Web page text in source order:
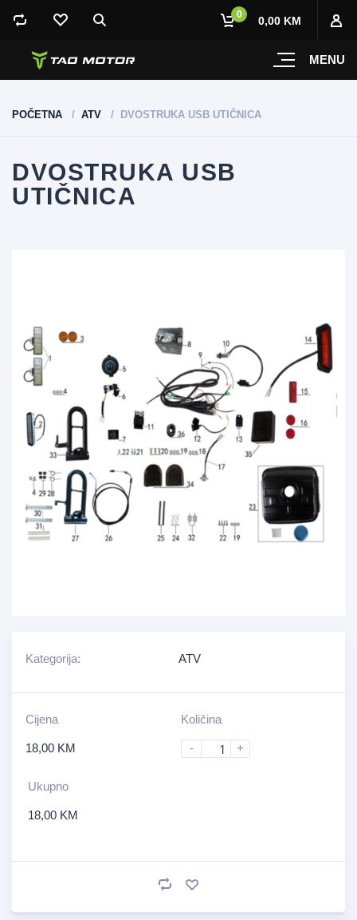
MENU
0 0,00 KM
POČETNA ATV DVOSTRUKA USB UTIČNICA
DVOSTRUKA USB
UTIČNICA
Kategorija: ATV
Cijena
18,00 KM
Količina
- +
Ukupno
18,00 KM